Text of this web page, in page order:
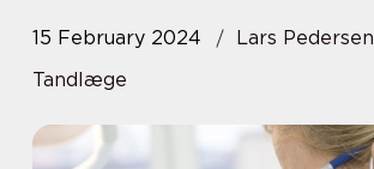
15 February 2024
Lars Pedersen
Tandlæge